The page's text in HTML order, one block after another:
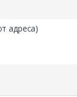
адреса)